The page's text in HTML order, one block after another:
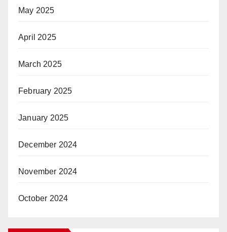
May 2025
April 2025
March 2025
February 2025
January 2025
December 2024
November 2024
October 2024